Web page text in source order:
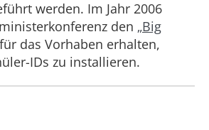
werden. Im Jahr 2006
den „Big
für das Vorhaben erhalten,
IDs zu installieren.